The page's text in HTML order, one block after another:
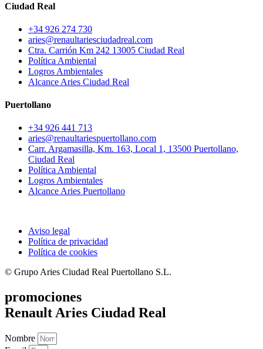
Ciudad Real
+34 926 274 730
aries@renaultariesciudadreal.com
Ctra. Carrión Km 242 13005 Ciudad Real
Política Ambiental
Logros Ambientales
Alcance Aries Ciudad Real
Puertollano
+34 926 441 713
aries@renaultariespuertollano.com
Carr. Argamasilla, Km. 163, Local 1, 13500 Puertollano,
Ciudad Real
Política Ambiental
Logros Ambientales
Alcance Aries Puertollano
Aviso legal
Política de privacidad
Política de cookies
© Grupo Aries Ciudad Real Puertollano S.L.
promociones
Renault Aries Ciudad Real
Nombre